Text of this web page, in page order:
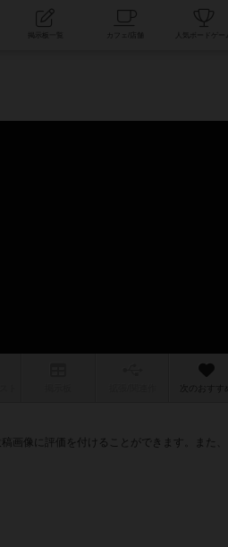
コミュニティ
次のおすすめ
画像に評価を付けることができます。また、